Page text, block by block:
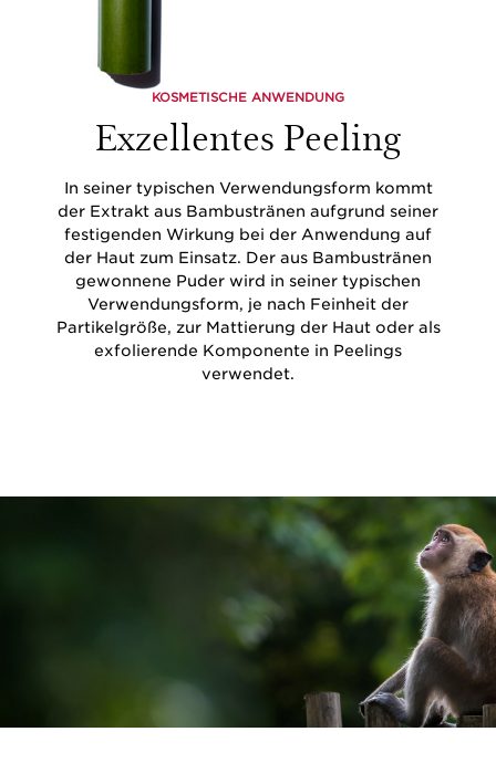
KOSMETISCHE ANWENDUNG
Exzellentes Peeling
In seiner typischen Verwendungsform kommt
der Extrakt aus Bambustränen aufgrund seiner
festigenden Wirkung bei der Anwendung auf
der Haut zum Einsatz. Der aus Bambustränen
gewonnene Puder wird in seiner typischen
Verwendungsform, je nach Feinheit der
Partikelgröße, zur Mattierung der Haut oder als
exfolierende Komponente in Peelings
verwendet.